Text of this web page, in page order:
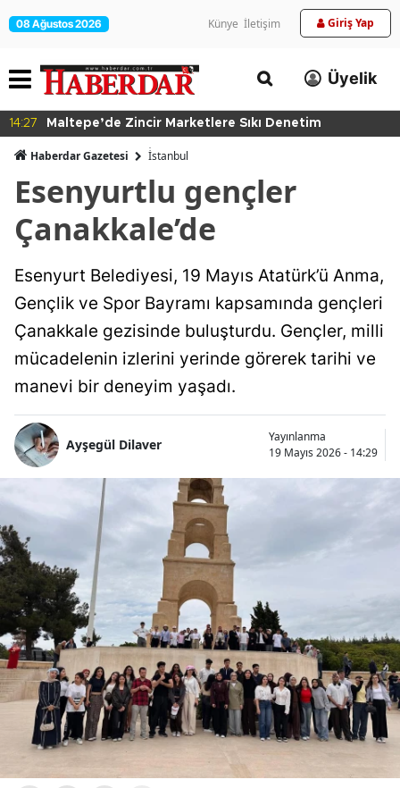
08 Ağustos 2026 Künye İletişim Giriş Yap
Üyelik
14:27 Maltepe’de Zincir Marketlere Sıkı Denetim
Haberdar Gazetesi İ̇stanbul
Esenyurtlu gençler
Çanakkale’de
Esenyurt Belediyesi, 19 Mayıs Atatürk’ü Anma,
Gençlik ve Spor Bayramı kapsamında gençleri
Çanakkale gezisinde buluşturdu. Gençler, milli
mücadelenin izlerini yerinde görerek tarihi ve
manevi bir deneyim yaşadı.
Ayşegül Dilaver
Yayınlanma
19 Mayıs 2026 - 14:29